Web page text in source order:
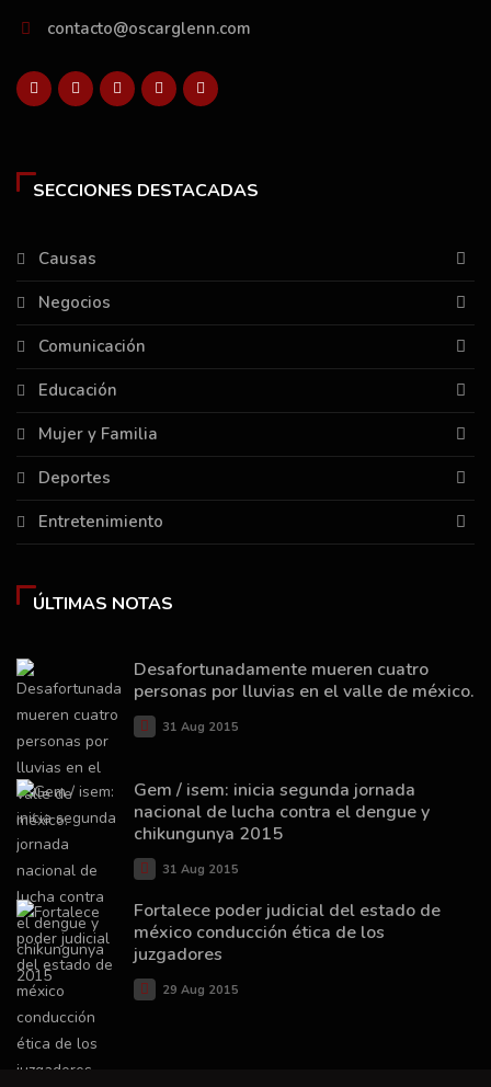
contacto@oscarglenn.com
SECCIONES DESTACADAS
Causas
Negocios
Comunicación
Educación
Mujer y Familia
Deportes
Entretenimiento
ÚLTIMAS NOTAS
Desafortunadamente mueren cuatro
personas por lluvias en el valle de méxico.
31 Aug 2015
Gem / isem: inicia segunda jornada
nacional de lucha contra el dengue y
chikungunya 2015
31 Aug 2015
Fortalece poder judicial del estado de
méxico conducción ética de los
juzgadores
29 Aug 2015